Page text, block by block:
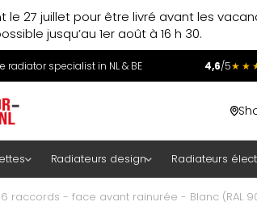
27 juillet pour être livré avant les
jusqu’au 1er août à 16 h 30.
radiator specialist in NL & BE 4,6/5
Radiateurs design Radiateurs
raccords - face avant rainurée - Blanc (RAL